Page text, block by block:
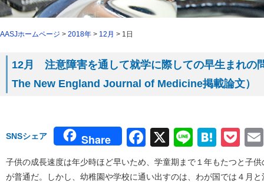
AASJホームページ > 2018年 > 12月 > 1日
12月 注意障害を通して就学に際しての早生まれの
The New England Journal of Medicine掲載論文）
SNSシェア Share Facebook
X Line
子供の成長速度は年少時ほど早いため、学童期まで１年もたつと子
が普通だ。しかし、幼稚園や学校に通い出すのは、わが国では４月